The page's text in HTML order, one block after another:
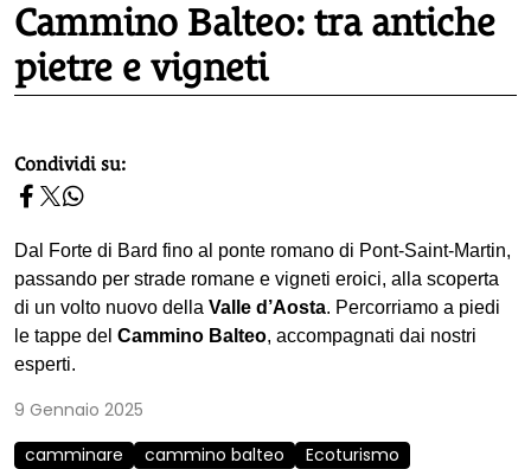
Cammino Balteo: tra antiche
pietre e vigneti
homepage h2
Condividi su:
Dal Forte di Bard fino al ponte romano di Pont-Saint-Martin,
passando per strade romane e vigneti eroici, alla scoperta
di un volto nuovo della Valle d’Aosta. Percorriamo a piedi
le tappe del Cammino Balteo, accompagnati dai nostri
esperti.
9 Gennaio 2025
camminare
cammino balteo
Ecoturismo